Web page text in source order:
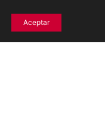
Aceptar